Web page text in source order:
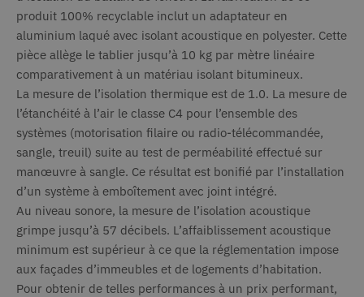
produit 100% recyclable inclut un adaptateur en
aluminium laqué avec isolant acoustique en polyester. Cette
pièce allège le tablier jusqu’à 10 kg par mètre linéaire
comparativement à un matériau isolant bitumineux.
La mesure de l’isolation thermique est de 1.0. La mesure de
l’étanchéité à l’air le classe C4 pour l’ensemble des
systèmes (motorisation filaire ou radio-télécommandée,
sangle, treuil) suite au test de perméabilité effectué sur
manœuvre à sangle. Ce résultat est bonifié par l’installation
d’un système à emboîtement avec joint intégré.
Au niveau sonore, la mesure de l’isolation acoustique
grimpe jusqu’à 57 décibels. L’affaiblissement acoustique
minimum est supérieur à ce que la réglementation impose
aux façades d’immeubles et de logements d’habitation.
Pour obtenir de telles performances à un prix performant,